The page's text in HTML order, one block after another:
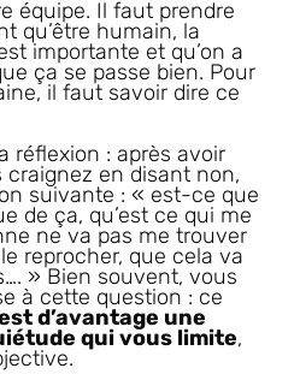
équipe. Il faut prendre
qu’être humain, la
importante et qu’on a
ça se passe bien. Pour
il faut savoir dire ce
réflexion : après avoir
en disant non,
suivante : « est-ce que
de ça, qu’est ce qui me
ne va pas me trouver
reprocher, que cela va
» Bien souvent, vous
à cette question : ce
d’avantage une
qui vous limite,